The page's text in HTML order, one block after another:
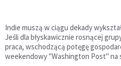
Indie muszą w ciągu dekady
Jeśli dla błyskawicznie rosnącej
praca, wschodzącą potęgę
weekendowy "Washington Post"